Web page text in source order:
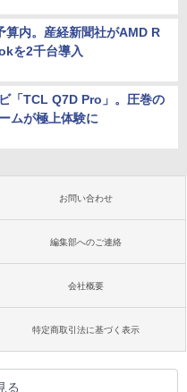
算内。産経新聞社がAMD R
を2千台導入
「TCL Q7D Pro」。圧巻の
ムが極上体験に
お問い合わせ
編集部へのご連絡
会社概要
特定商取引法に基づく表示
る